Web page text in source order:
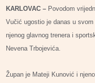
KARLOVAC – Povodom
Vučić ugostio je danas u
njenog glavnog trenera i
Nevena Trbojevića.
Župan je Mateji Kunović i